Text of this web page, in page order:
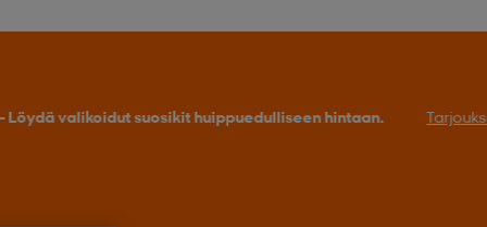
Tarjoukseen